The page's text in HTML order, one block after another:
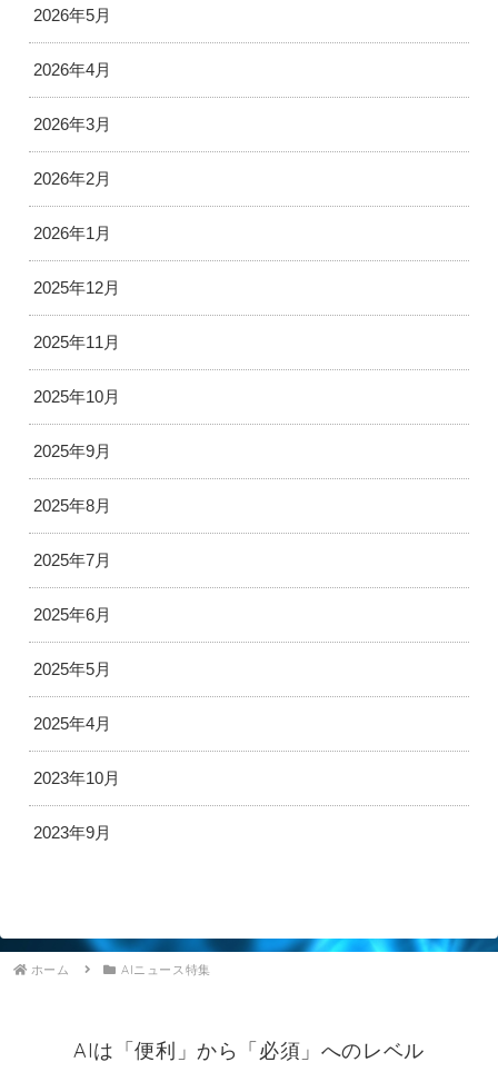
2026年5月
2026年4月
2026年3月
2026年2月
2026年1月
2025年12月
2025年11月
2025年10月
2025年9月
2025年8月
2025年7月
2025年6月
2025年5月
2025年4月
2023年10月
2023年9月
ホーム AIニュース特集
AIは「便利」から「必須」へのレベル